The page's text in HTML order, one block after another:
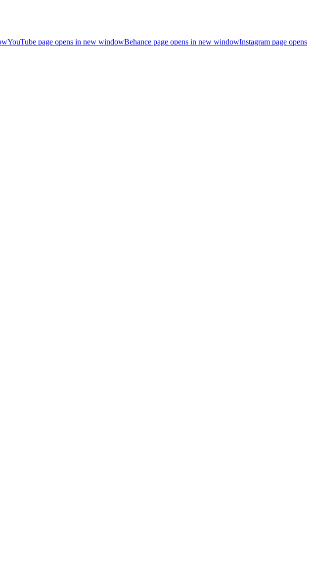
YouTube page opens in new windowBehance page opens in new windowInstagram page opens